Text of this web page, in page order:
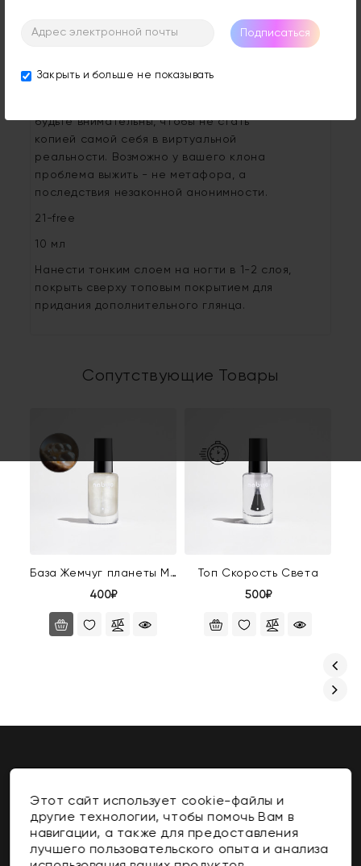
Подписаться
Закрыть и больше не показывать
Описание Отзывы (0)
Нежный сиреневый лак с серебристым
будьте внимательны, чтобы не стать
копией самой себя в виртуальной
реальности. Возможно у вашего клона
проблема выжить - не метафора, а
последствия незаконной анонимности.
21-free
10 мл
Нанести тонким слоем на ногти в 1-2 слоя,
покрыть сверху топовым покрытием для
придания дополнительного глянца.
Сопутствующие Товары
База Жемчуг планеты Мюл
400₽
Топ Скорость Света
500₽
Этот сайт использует cookie-файлы и
другие технологии, чтобы помочь Вам в
навигации, а также для предоставления
лучшего пользовательского опыта и анализа
Контакты